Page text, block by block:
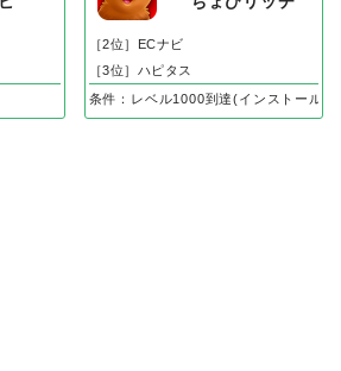
［2位］ECナビ
［3位］ハピタス
条件：レベル1000到達(インストール後